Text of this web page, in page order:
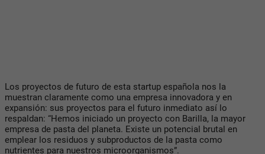
Los proyectos de futuro de esta startup española nos la
muestran claramente como una empresa innovadora y en
expansión: sus proyectos para el futuro inmediato así lo
respaldan: “Hemos iniciado un proyecto con Barilla, la mayor
empresa de pasta del planeta. Existe un potencial brutal en
emplear los residuos y subproductos de la pasta como
nutrientes para nuestros microorganismos”.